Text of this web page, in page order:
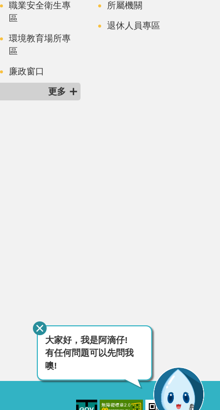
職業安全衛生專
區
環境教育場所專
區
廉政窗口
更多
所屬機關
退休人員專區
大家好，我是阿滴仔!
有任何問題可以先問我
噢!